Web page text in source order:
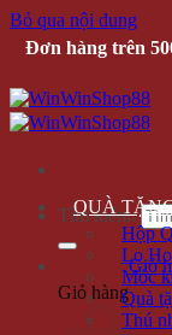
Bỏ qua nội dung
Đơn hàng trên
Tìm kiếm:
Giỏ
Giỏ hàng
QUÀ
Hộp
Lọ
Móc
Quà
Thú